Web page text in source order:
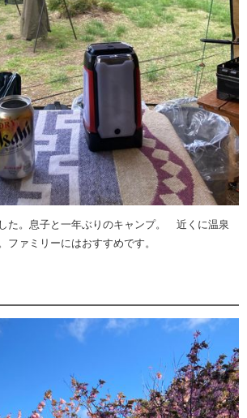
た。息子と一年ぶりのキャンプ。 近くに温泉
ファミリーにはおすすめです。